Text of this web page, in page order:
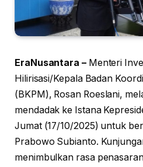
EraNusantara –Menteri
Hilirisasi/Kepala Badan
(BKPM), Rosan Roeslani,
mendadak ke Istana
Jumat (17/10/2025) untuk
Prabowo Subianto.
menimbulkan rasa